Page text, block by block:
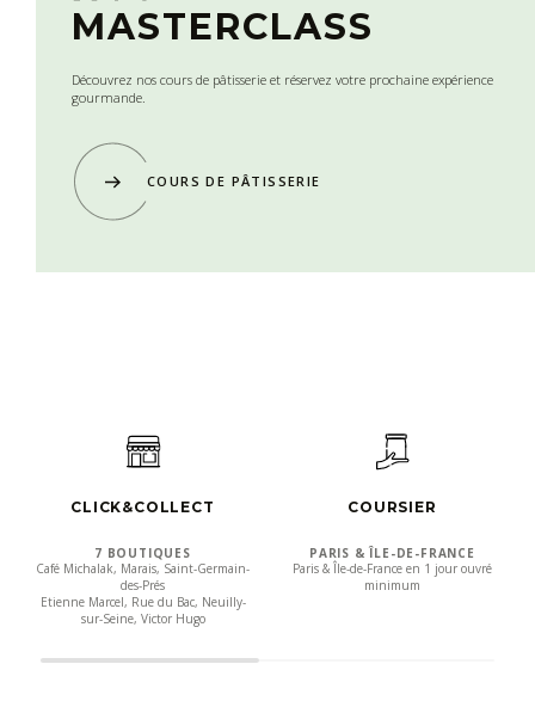
MASTERCLASS
Découvrez nos cours de pâtisserie et réservez votre prochaine expérience
gourmande.
COURS DE PÂTISSERIE
CLICK&COLLECT
7 BOUTIQUES
Café Michalak, Marais, Saint-Germain-
des-Prés
Etienne Marcel, Rue du Bac, Neuilly-
sur-Seine, Victor Hugo
COURSIER
PARIS & ÎLE-DE-FRANCE
Paris & Île-de-France en 1 jour ouvré
minimum